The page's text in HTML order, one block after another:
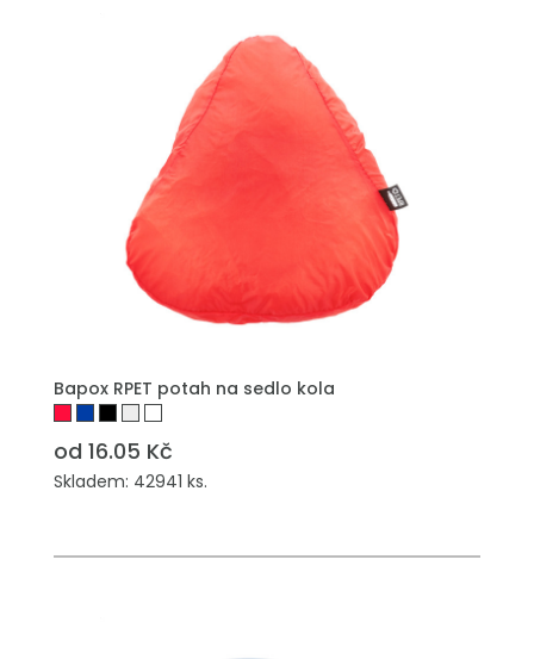
Bapox RPET potah na sedlo kola
od 16.05 Kč
Skladem: 42941 ks.